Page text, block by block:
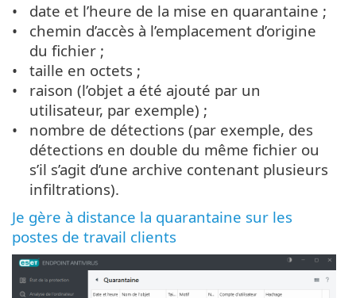
date et l’heure de la mise en quarantaine ;
chemin d’accès à l’emplacement d’origine
du fichier ;
taille en octets ;
raison (l’objet a été ajouté par un
utilisateur, par exemple) ;
nombre de détections (par exemple, des
détections en double du même fichier ou
s’il s’agit d’une archive contenant plusieurs
infiltrations).
Je gère à distance la quarantaine sur les
postes de travail clients